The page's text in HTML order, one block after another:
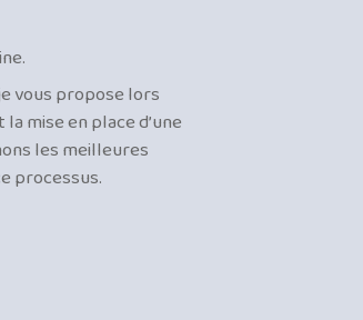
vous propose lors
mise en place d’une
les meilleures
processus.